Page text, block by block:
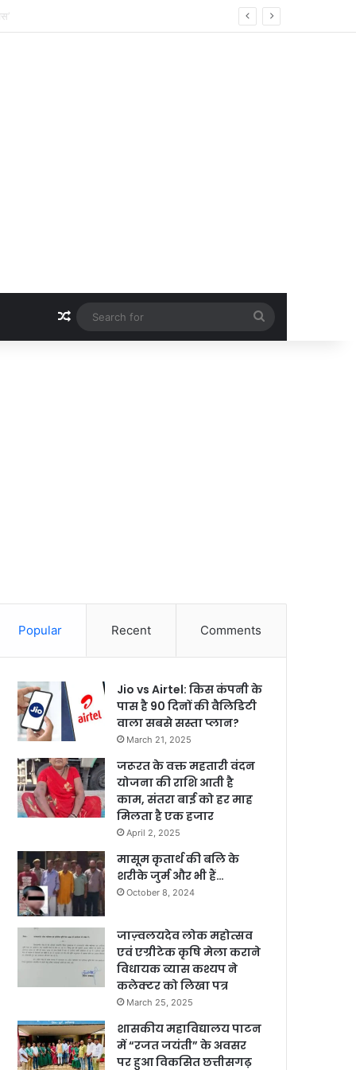
Random Article
for
Popular Recent Comments
Jio vs Airtel: किस कंपनी के
पास है 90 दिनों की वैलिडिटी
वाला सबसे सस्ता प्लान?
March 21, 2025
जरूरत के वक्त महतारी वंदन
योजना की राशि आती है
काम, संतरा बाई को हर माह
मिलता है एक हजार
April 2, 2025
मासूम कृतार्थ की बलि के
शरीके जुर्म और भी हैं…
October 8, 2024
जाज़्वलयदेव लोक महोत्सव
एवं एग्रीटेक कृषि मेला कराने
विधायक व्यास कश्यप ने
कलेक्टर को लिखा पत्र
March 25, 2025
शासकीय महाविद्यालय पाटन
में “रजत जयंती” के अवसर
पर हुआ विकसित छत्तीसगढ़